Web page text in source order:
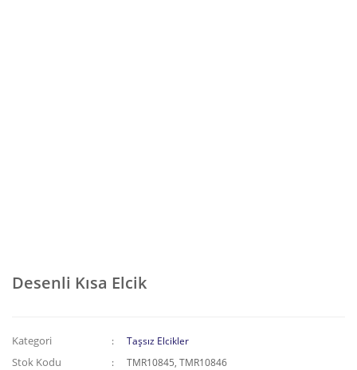
Desenli Kısa Elcik
Kategori Taşsız Elcikler
Stok Kodu TMR10845, TMR10846